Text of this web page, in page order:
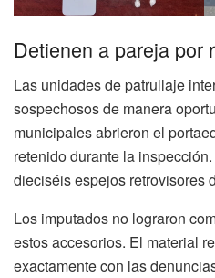
Detienen a pareja por
Las unidades de patrullaje
sospechosos de manera
municipales abrieron el
retenido durante la
dieciséis espejos retrovisores
Los imputados no lograron
estos accesorios. El material
exactamente con las